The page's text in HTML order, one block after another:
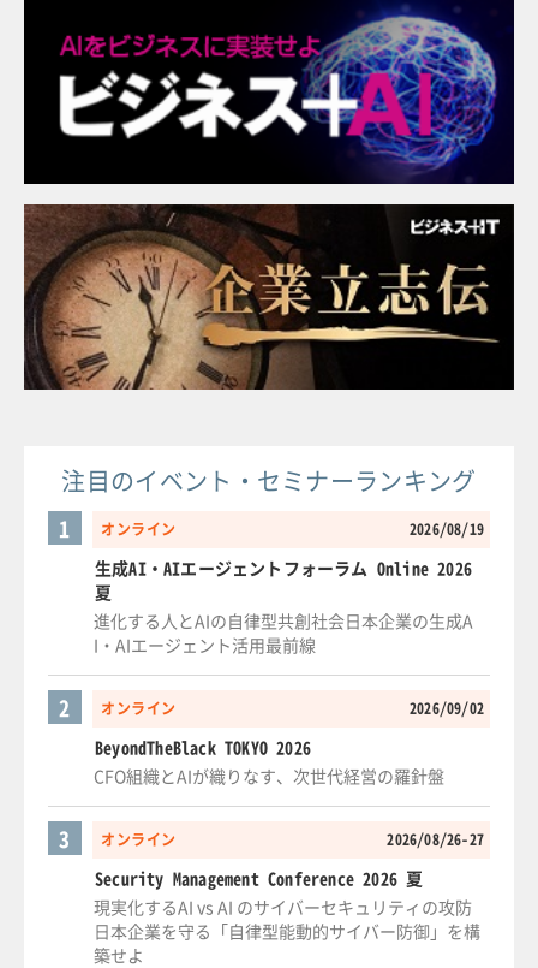
注目のイベント・セミナーランキング
オンライン 2026/08/19
1
生成AI・AIエージェントフォーラム Online 2026
夏
進化する人とAIの自律型共創社会日本企業の生成A
I・AIエージェント活用最前線
オンライン 2026/09/02
2
BeyondTheBlack TOKYO 2026
CFO組織とAIが織りなす、次世代経営の羅針盤
オンライン 2026/08/26-27
3
Security Management Conference 2026 夏
現実化するAI vs AI のサイバーセキュリティの攻防
日本企業を守る「自律型能動的サイバー防御」を構
築せよ